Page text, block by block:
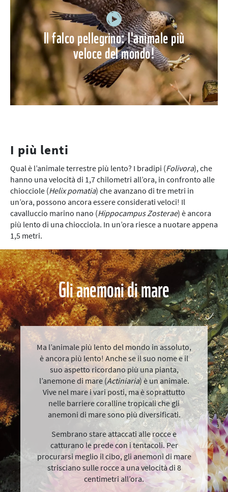
Il falco pellegrino: l'animale più
veloce del mondo!
I più lenti
Qual è l’animale terrestre più lento? I bradipi (Folivora), che
hanno una velocità di 1,7 chilometri all’ora, in confronto alle
chiocciole (Helix pomatia) che avanzano di tre metri in
un’ora, possono ancora essere considerati veloci! Il
cavalluccio marino nano (Hippocampus Zosterae) è ancora
più lento di una chiocciola. In un’ora riesce a nuotare appena
1,5 metri.
Gli anemoni di mare
Ma l’animale più lento del mondo in assoluto,
è ancora più lento! Anche se il suo nome e il
suo aspetto ricordano più una pianta,
l’anemone di mare (Actiniaria) è un animale.
Vive nel mare i vari posti, ma è soprattutto
nelle barriere coralline tropicali che gli
anemoni di mare sono più diversificati.
Sembrano stare attaccati alle rocce e
catturano le prede con i tentacoli. Per
procurarsi meglio il cibo, gli anemoni di mare
strisciano sulle rocce a una velocità di 8
centimetri all’ora.